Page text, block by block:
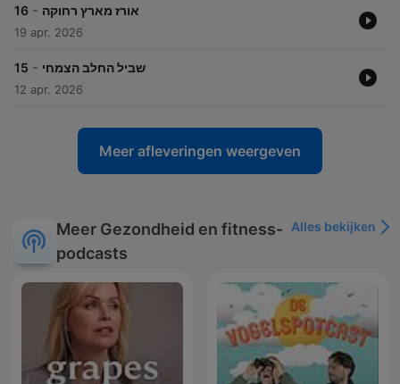
16 - אורז מארץ רחוקה
19 apr. 2026
15 - שביל החלב הצמחי
12 apr. 2026
Meer afleveringen weergeven
Meer Gezondheid en fitness-
podcasts
Alles bekijken